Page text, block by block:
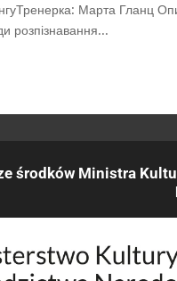
Марта Гланц
розпізнавання...
środków Ministra